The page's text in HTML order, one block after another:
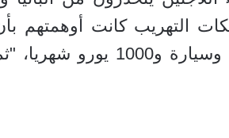
التهريب كانت أوهمتهم
سيحصل في ألمانيا على منزل